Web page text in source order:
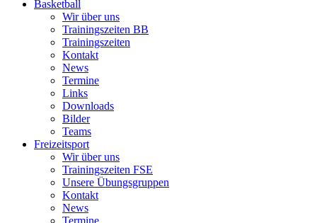
Basketball
Wir über uns
Trainingszeiten BB
Trainingszeiten
Kontakt
News
Termine
Links
Downloads
Bilder
Teams
Freizeitsport
Wir über uns
Trainingszeiten FSE
Unsere Übungsgruppen
Kontakt
News
Termine